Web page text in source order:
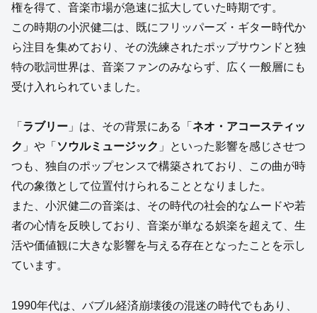
権を得て、音楽市場が急速に拡大していた時期です。
この時期の小沢健二は、既にフリッパーズ・ギター時代か
ら注目を集めており、その洗練されたポップサウンドと独
特の歌詞世界は、音楽ファンのみならず、広く一般層にも
受け入れられていました。
「 ラブリー 」は、その背景にある「 ネオ・アコースティッ
ク 」や「 ソウルミュージック 」といった影響を感じさせつ
つも、独自のポップセンスで構築されており、この曲が時
代の象徴として位置付けられることとなりました。
また、小沢健二の音楽は、その時代の社会的なムードや若
者の心情を反映しており、音楽が単なる娯楽を超えて、生
活や価値観に大きな影響を与える存在となったことを示し
ています。
1990年代は、バブル経済崩壊後の混迷の時代でもあり、